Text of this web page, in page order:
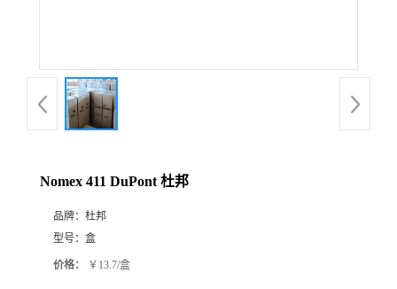
Nomex 411 DuPont 杜邦
品牌： 杜邦
型号： 盒
价格： ￥13.7/盒